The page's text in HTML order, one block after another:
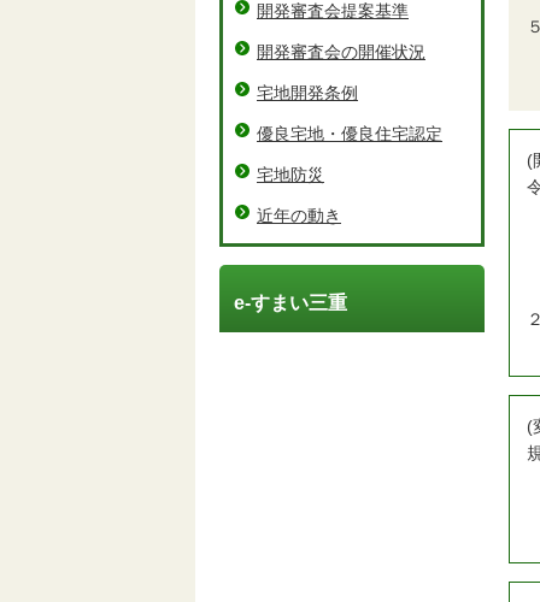
(
(
開発審査会提案基準
開発審査会の開催状況
宅地開発条例
優良宅地・優良住宅認定
宅地防災
近年の動き
e-すまい三重